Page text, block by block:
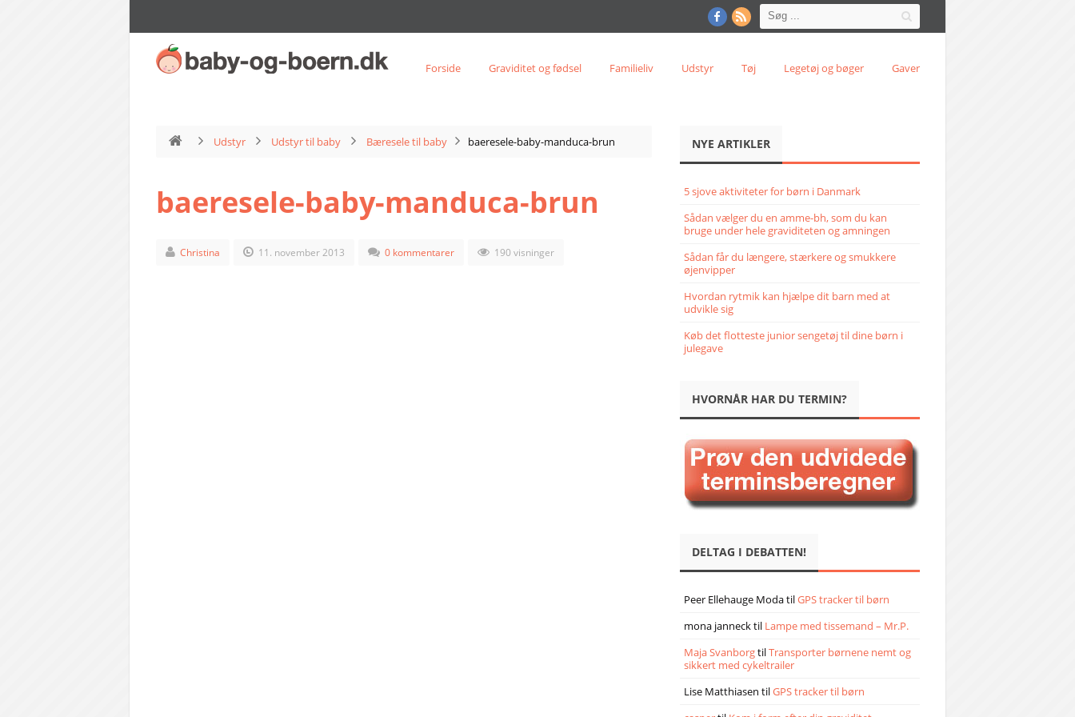
Forside Graviditet og fødsel Familieliv Udstyr Tøj Legetøj og bøger Gaver
Udstyr Udstyr til baby Bæresele til baby baeresele-baby-manduca-brun
baeresele-baby-manduca-brun
Christina 11. november 2013 0 kommentarer 190 visninger
NYE ARTIKLER
5 sjove aktiviteter for børn i Danmark
Sådan vælger du en amme-bh, som du kan
bruge under hele graviditeten og amningen
Sådan får du længere, stærkere og smukkere
øjenvipper
Hvordan rytmik kan hjælpe dit barn med at
udvikle sig
Køb det flotteste junior sengetøj til dine børn i
julegave
HVORNÅR HAR DU TERMIN?
DELTAG I DEBATTEN!
Peer Ellehauge ModatilGPS tracker til børn
mona jannecktil Lampe med tissemand – Mr.P.
Maja SvanborgtilTransporter børnene nemt og
sikkert med cykeltrailer
Lise Matthiasen tilGPS tracker til børn